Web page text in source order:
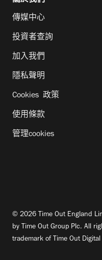
傳媒中心
投資者查詢
加入我們
隱私聲明
Cookies 政策
使用條款
管理cookies
© 2026 Time Out England
by Time Out Group Plc. All
trademark of Time Out